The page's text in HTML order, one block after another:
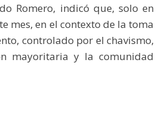
Romero, indicó que, solo en
mes, en el contexto de la toma
controlado por el chavismo,
mayoritaria y la comunidad